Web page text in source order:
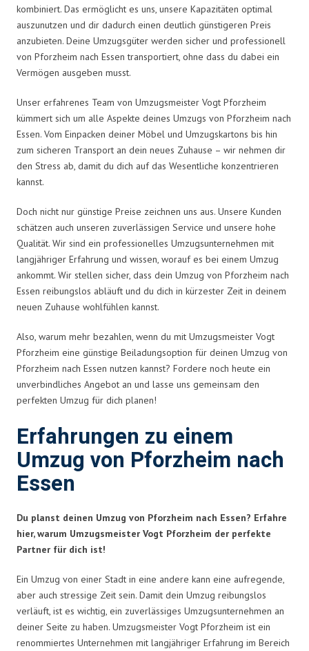
kombiniert. Das ermöglicht es uns, unsere Kapazitäten optimal
auszunutzen und dir dadurch einen deutlich günstigeren Preis
anzubieten. Deine Umzugsgüter werden sicher und professionell
von Pforzheim nach Essen transportiert, ohne dass du dabei ein
Vermögen ausgeben musst.
Unser erfahrenes Team von Umzugsmeister Vogt Pforzheim
kümmert sich um alle Aspekte deines Umzugs von Pforzheim nach
Essen. Vom Einpacken deiner Möbel und Umzugskartons bis hin
zum sicheren Transport an dein neues Zuhause – wir nehmen dir
den Stress ab, damit du dich auf das Wesentliche konzentrieren
kannst.
Doch nicht nur günstige Preise zeichnen uns aus. Unsere Kunden
schätzen auch unseren zuverlässigen Service und unsere hohe
Qualität. Wir sind ein professionelles Umzugsunternehmen mit
langjähriger Erfahrung und wissen, worauf es bei einem Umzug
ankommt. Wir stellen sicher, dass dein Umzug von Pforzheim nach
Essen reibungslos abläuft und du dich in kürzester Zeit in deinem
neuen Zuhause wohlfühlen kannst.
Also, warum mehr bezahlen, wenn du mit Umzugsmeister Vogt
Pforzheim eine günstige Beiladungsoption für deinen Umzug von
Pforzheim nach Essen nutzen kannst? Fordere noch heute ein
unverbindliches Angebot an und lasse uns gemeinsam den
perfekten Umzug für dich planen!
Erfahrungen zu einem
Umzug von Pforzheim nach
Essen
Du planst deinen Umzug von Pforzheim nach Essen? Erfahre
hier, warum Umzugsmeister Vogt Pforzheim der perfekte
Partner für dich ist!
Ein Umzug von einer Stadt in eine andere kann eine aufregende,
aber auch stressige Zeit sein. Damit dein Umzug reibungslos
verläuft, ist es wichtig, ein zuverlässiges Umzugsunternehmen an
deiner Seite zu haben. Umzugsmeister Vogt Pforzheim ist ein
renommiertes Unternehmen mit langjähriger Erfahrung im Bereich